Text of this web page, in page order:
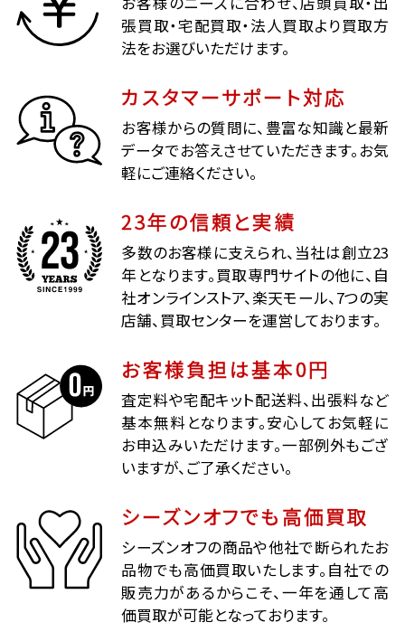
張買取・宅配買取・法人買取より買取方
法をお選びいただけます。
カスタマーサポート対応
お客様からの質問に、豊富な知識と最新
データでお答えさせていただきます。お気
軽にご連絡ください。
23年の信頼と実績
多数のお客様に支えられ、当社は創立23
年となります。買取専門サイトの他に、自
社オンラインストア、楽天モール、7つの実
店舗、買取センターを運営しております。
お客様負担は基本0円
査定料や宅配キット配送料、出張料など
基本無料となります。安心してお気軽に
お申込みいただけます。一部例外もござ
いますが、ご了承ください。
シーズンオフでも高価買取
シーズンオフの商品や他社で断られたお
品物でも高価買取いたします。自社での
販売力があるからこそ、一年を通して高
価買取が可能となっております。